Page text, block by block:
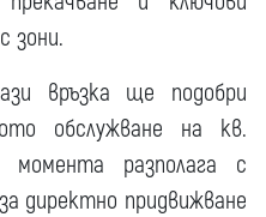
зони.
връзка ще подобри
обслужване на кв.
момента разполага с
директно придвижване